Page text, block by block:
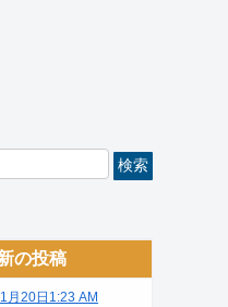
の投稿
月20日1:23 AM